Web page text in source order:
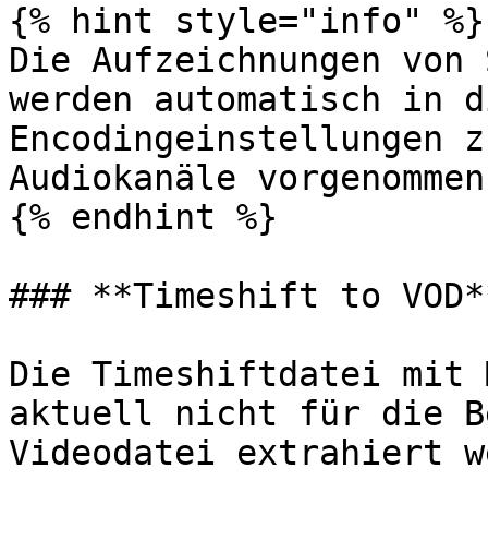
{% hint style="info" %}
Die Aufzeichnungen
werden automatisch
Encodingeinstellungen
Audiokanäle
{% endhint %}
### **Timeshift to
Die Timeshiftdatei mit
aktuell nicht für die